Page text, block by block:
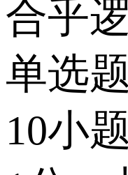
合乎
单选
10小